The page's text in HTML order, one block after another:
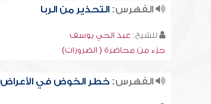
الفهرس:التحذير من الربا
للشيخ: عبد الحي يوسف
جزء من محاضرة ( الضرورات)
الفهرس:خطر الخوض في الأعراض